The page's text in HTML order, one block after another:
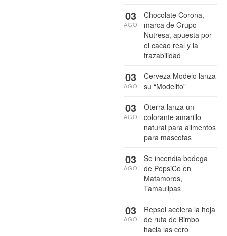
Chocolate Corona,
marca de Grupo
Nutresa, apuesta por
el cacao real y la
trazabilidad
03
AGO
Cerveza Modelo lanza
su “Modelito”
03
AGO
Oterra lanza un
colorante amarillo
natural para alimentos
para mascotas
03
AGO
Se incendia bodega
de PepsiCo en
Matamoros,
Tamaulipas
03
AGO
Repsol acelera la hoja
de ruta de Bimbo
hacia las cero
03
AGO